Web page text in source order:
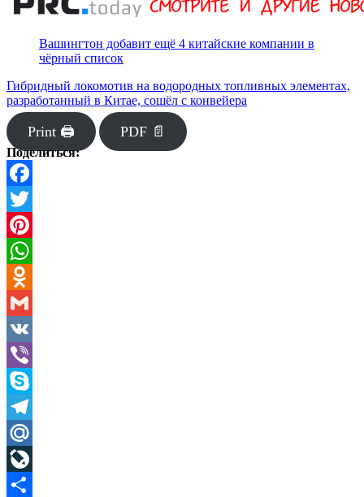
Вашингтон добавит ещё 4 китайские компании в
чёрный список
Гибридный локомотив на водородных топливных элементах,
разработанный в Китае, сошёл с конвейера
Print 🖨 PDF 📄
Поделиться:
Facebook
Twitter
Pinterest
WhatsApp
Odnoklassniki
Gmail
VK
Viber
Skype
Telegram
Mail.Ru
LiveJournal